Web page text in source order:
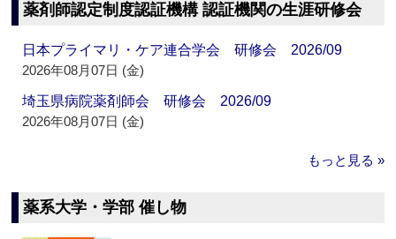
薬剤師認定制度認証機構 認証機関の生涯研修会
日本プライマリ・ケア連合学会 研修会 2026/09
2026年08月07日 (金)
埼玉県病院薬剤師会 研修会 2026/09
2026年08月07日 (金)
もっと見る »
薬系大学・学部 催し物